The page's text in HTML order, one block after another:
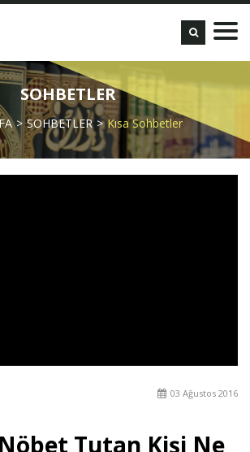
SOHBETLER
SOHBETLER Kısa Sohbetler
03 Ağustos 2016
Tutan Kişi Ne